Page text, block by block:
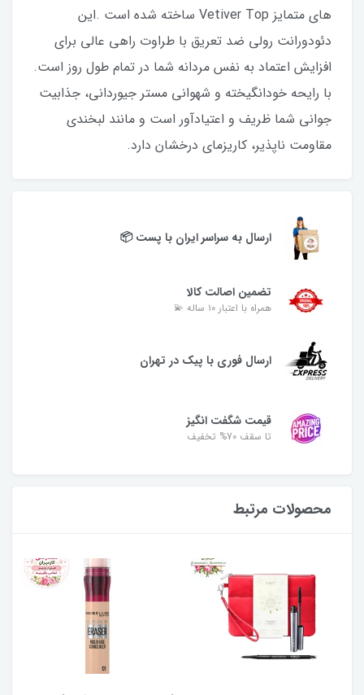
های متمایز Vetiver Top ساخته شده است .این
دئودورانت رولی ضد تعریق با طراوت راهی عالی برای
افزایش اعتماد به نفس مردانه شما در تمام طول روز است.
با رایحه خودانگیخته و شهوانی مستر جیوردانی، جذابیت
جوانی شما ظریف و اعتیادآور است و مانند لبخندی
مقاومت ناپذیر، کاریزمای درخشان دارد.
ارسال به سراسر ایران با پست 📦
تضمین اصالت کالا
همراه با اعتبار ۱۰ ساله 💫
ارسال فوری با پیک در تهران
قیمت شگفت انگیز
تا سقف 70% تخفیف
محصولات مرتبط